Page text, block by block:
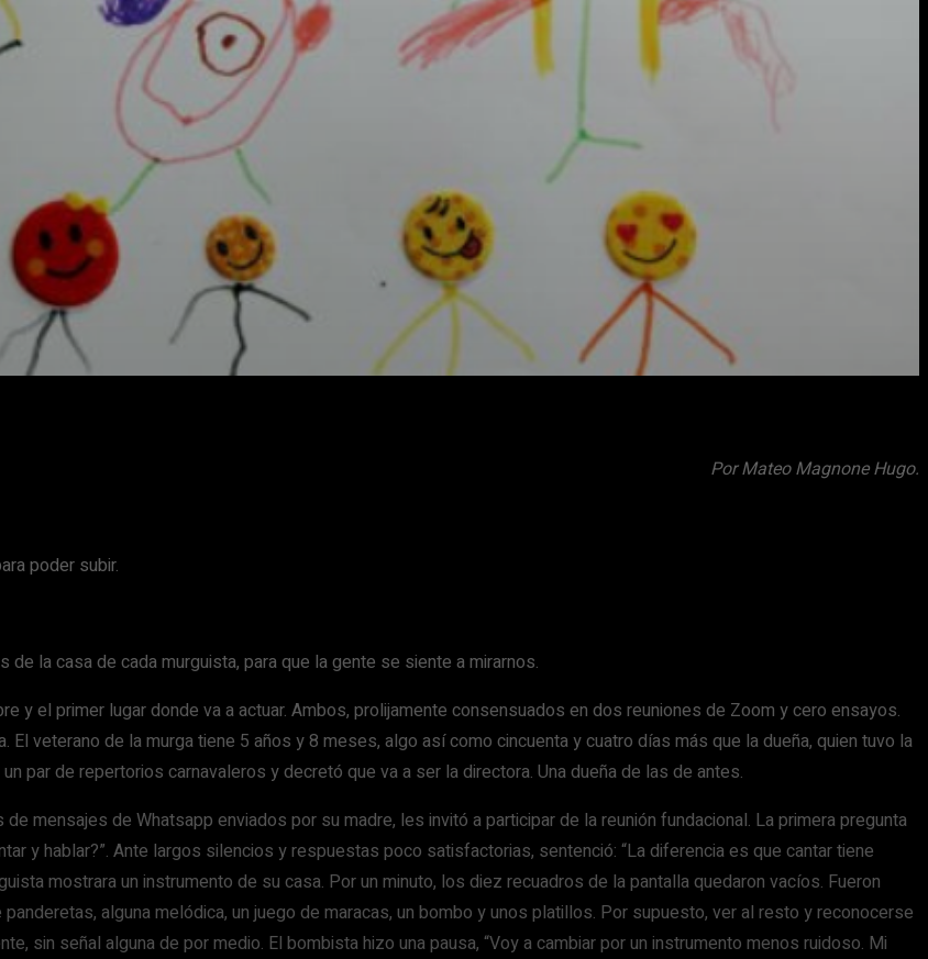
WhatsApp
Por Mateo Magnone Hugo.
poder subir.
la casa de cada murguista, para que la gente se siente a mirarnos.
y el primer lugar donde va a actuar. Ambos, prolijamente consensuados en dos reuniones de Zoom y cero ensayos.
veterano de la murga tiene 5 años y 8 meses, algo así como cincuenta y cuatro días más que la dueña, quien tuvo la
par de repertorios carnavaleros y decretó que va a ser la directora. Una dueña de las de antes.
mensajes de Whatsapp enviados por su madre, les invitó a participar de la reunión fundacional. La primera pregunta
y hablar?”. Ante largos silencios y respuestas poco satisfactorias, sentenció: “La diferencia es que cantar tiene
mostrara un instrumento de su casa. Por un minuto, los diez recuadros de la pantalla quedaron vacíos. Fueron
alguna melódica, un juego de maracas, un bombo y unos platillos. Por supuesto, ver al resto y reconocerse
sin señal alguna de por medio. El bombista hizo una pausa, “Voy a cambiar por un instrumento menos ruidoso. Mi